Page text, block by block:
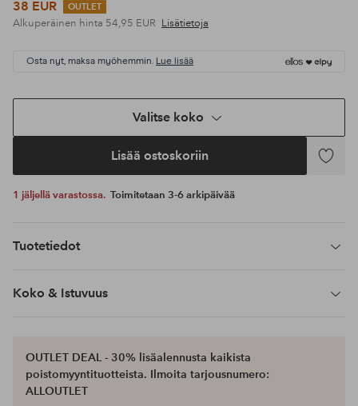
38 EUR
OUTLET
Alkuperäinen hinta 54,95 EUR Lisätietoja
Osta nyt, maksa myöhemmin. Lue lisää
Valitse koko
Lisää ostoskoriin
Lisää
1 jäljellä varastossa. Toimitetaan 3-6 arkipäivää
Tuotetiedot
Koko & Istuvuus
OUTLET DEAL - 30% lisäalennusta kaikista
poistomyyntituotteista. Ilmoita tarjousnumero:
ALLOUTLET